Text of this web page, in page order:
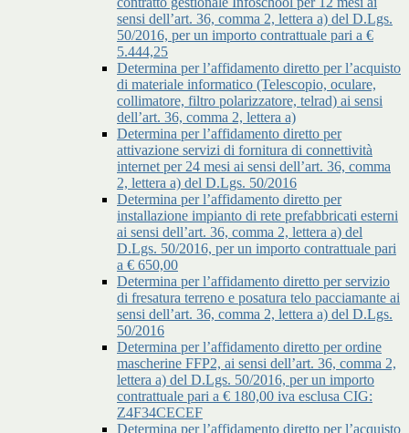
sensi dell’art. 36, comma 2, lettera a) del D.Lgs.
50/2016, per un importo contrattuale pari a €
5.444,25
Determina per l’affidamento diretto per l’acquisto
di materiale informatico (Telescopio, oculare,
collimatore, filtro polarizzatore, telrad) ai sensi
dell’art. 36, comma 2, lettera a)
Determina per l’affidamento diretto per
attivazione servizi di fornitura di connettività
internet per 24 mesi ai sensi dell’art. 36, comma
2, lettera a) del D.Lgs. 50/2016
Determina per l’affidamento diretto per
installazione impianto di rete prefabbricati esterni
ai sensi dell’art. 36, comma 2, lettera a) del
D.Lgs. 50/2016, per un importo contrattuale pari
a € 650,00
Determina per l’affidamento diretto per servizio
di fresatura terreno e posatura telo pacciamante ai
sensi dell’art. 36, comma 2, lettera a) del D.Lgs.
50/2016
Determina per l’affidamento diretto per ordine
mascherine FFP2, ai sensi dell’art. 36, comma 2,
lettera a) del D.Lgs. 50/2016, per un importo
contrattuale pari a € 180,00 iva esclusa CIG:
Z4F34CECEF
Determina per l’affidamento diretto per l’acquisto